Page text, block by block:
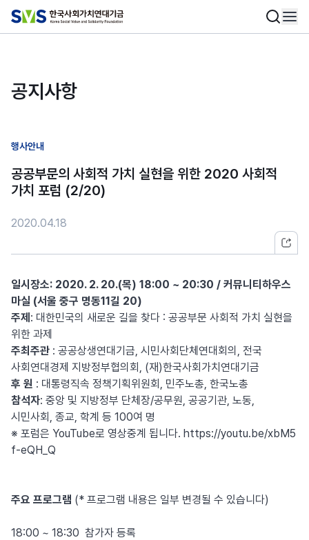
공지사항
행사안내
공공부문의 사회적 가치 실현을 위한 2020 사회적
가치 포럼 (2/20)
2020.04.18
일시장소: 2020. 2. 20.(목) 18:00 ~ 20:30 / 커뮤니티하우스
마실 (서울 중구 명동11길 20)
주제 : 대한민국의 새로운 길을 찾다 : 공공부문 사회적 가치 실현을
위한 과제
주최주관 : 공공상생연대기금, 시민사회단체연대회의, 전국
사회연대경제 지방정부협의회, (재)한국사회가치연대기금
후 원 : 대통령직속 정책기획위원회, 민주노총, 한국노총
참석자: 중앙 및 지방정부 단체장/공무원, 공공기관, 노동,
시민사회, 종교, 학계 등 100여 명
※ 포럼은 YouTube로 영상중계 됩니다. https://youtu.be/xbM5
f-eQH_Q
주요 프로그램 (* 프로그램 내용은 일부 변경될 수 있습니다)
18:00 ~ 18:30 참가자 등록